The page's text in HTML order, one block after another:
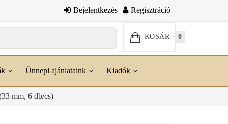
Bejelentkezés Regisztráció
KOSÁR 0
Ünnepi ajánlataink Kiadók
mm, 6 db/cs)